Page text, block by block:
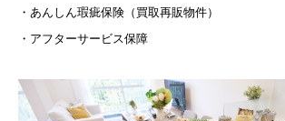
・あんしん瑕疵保険（買取再販物件）
・アフターサービス保障